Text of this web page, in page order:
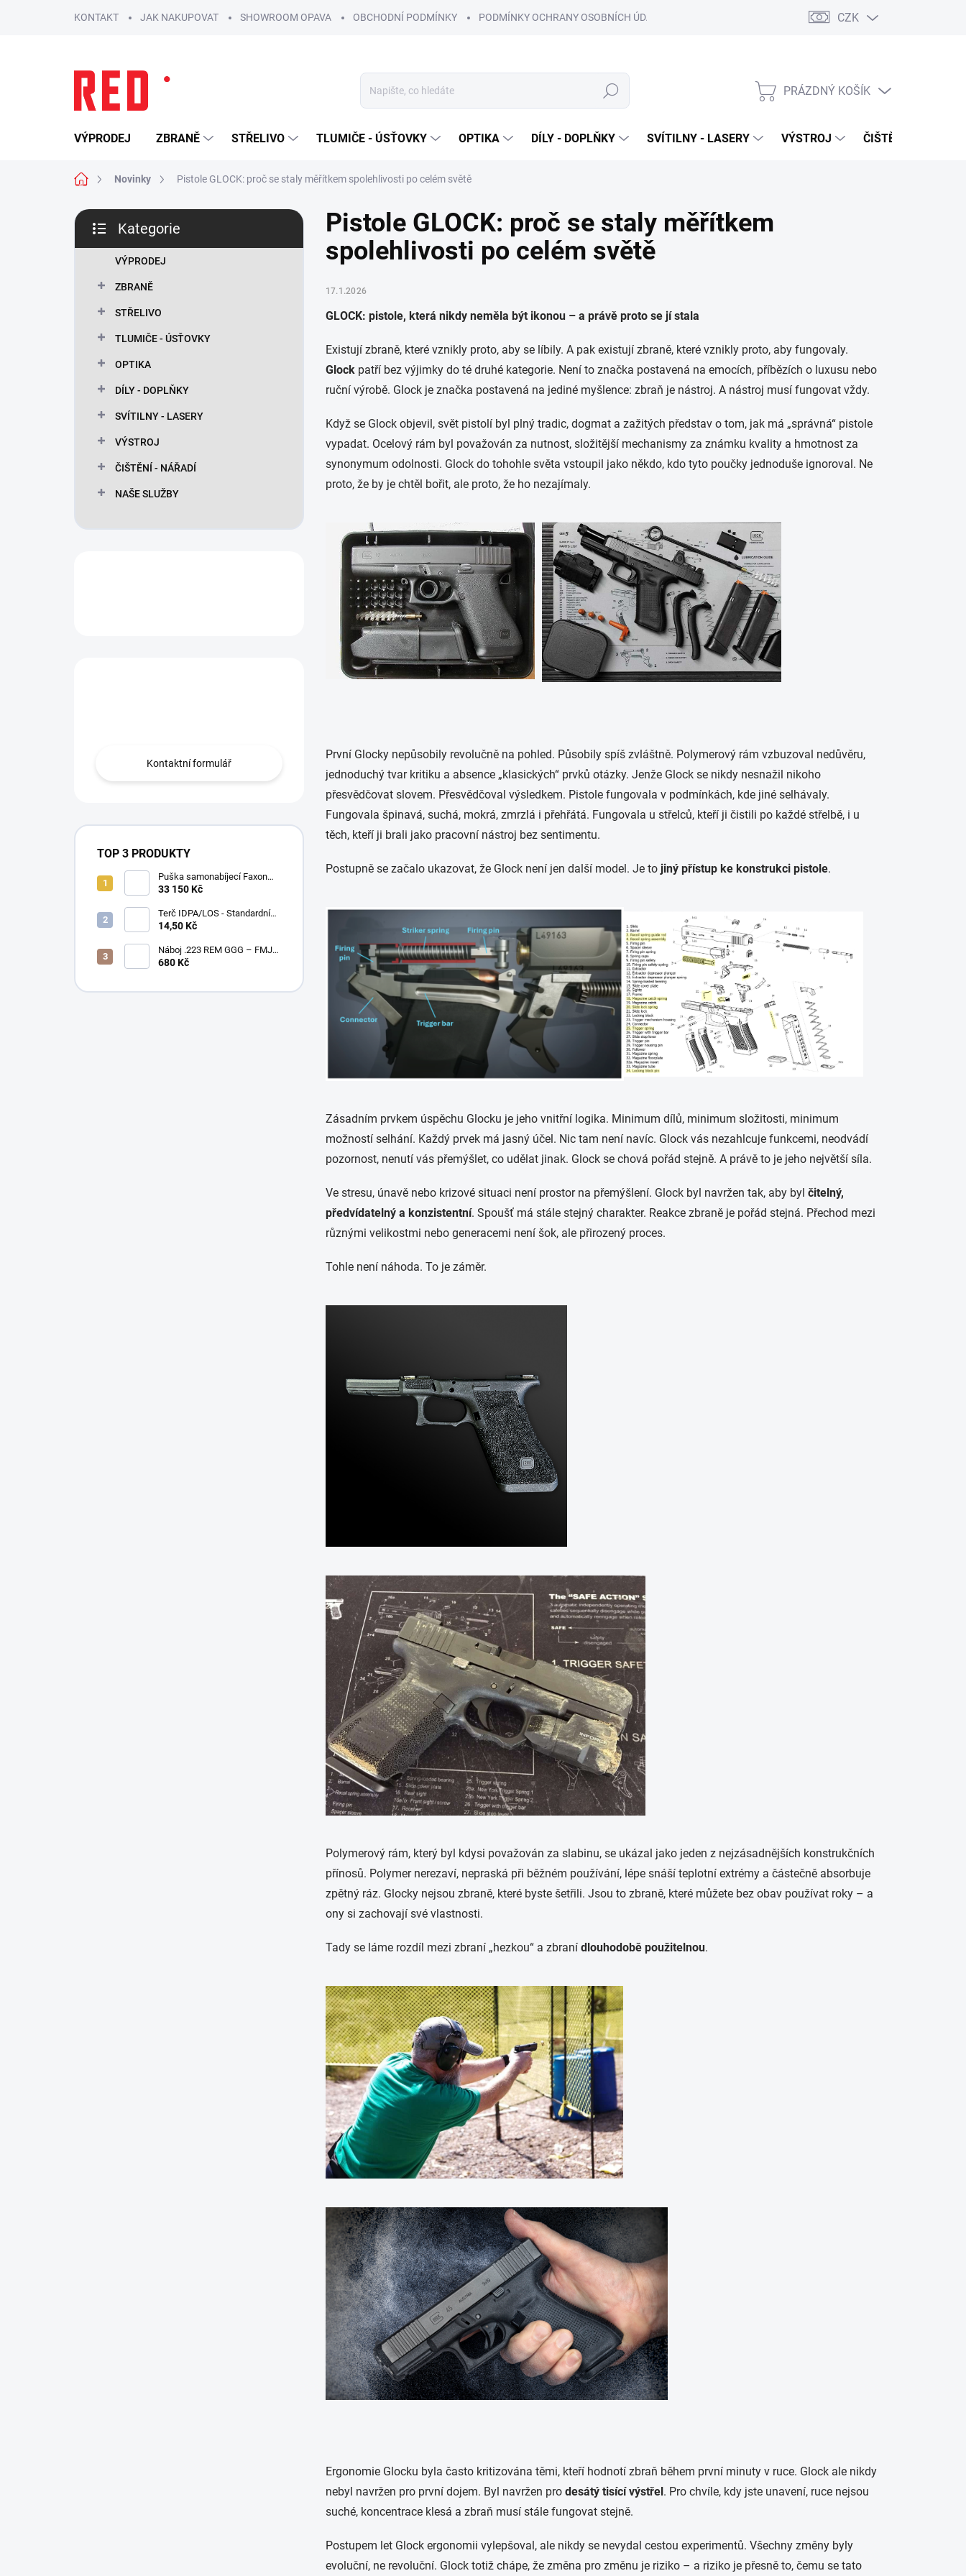
KONTAKT JAK NAKUPOVAT SHOWROOM OPAVA OBCHODNÍ PODMÍNKY PODMÍNKY OCHRANY OSOBNÍCH ÚDAJŮ CZK
Hledat
NÁKUPNÍ
PRÁZDNÝ KOŠÍK
VÝPRODEJ ZBRANĚ STŘELIVO TLUMIČE - ÚSŤOVKY OPTIKA DÍLY - DOPLŇKY SVÍTILNY - LASERY VÝSTROJ ČIŠTĚNÍ - NÁŘADÍ
Domů Novinky Pistole GLOCK: proč se staly měřítkem spolehlivosti po celém světě
P
s
kategorie
Kategorie
VÝPRODEJ
ZBRANĚ
STŘELIVO
TLUMIČE - ÚSŤOVKY
OPTIKA
DÍLY - DOPLŇKY
SVÍTILNY - LASERY
VÝSTROJ
ČIŠTĚNÍ - NÁŘADÍ
NAŠE SLUŽBY
Kontaktní formulář
TOP 3 PRODUKTY
Puška samonabíjecí Faxon
Ascent pro AR-15 .223 Rem
33 150 Kč
Terč IDPA/LOS - Standardní
velikost
14,50 Kč
Náboj .223 REM GGG – FMJ
55gr / PAPÍROVÉ BALENÍ
680 Kč
Pistole GLOCK: proč se staly měřítkem
spolehlivosti po celém světě
17.1.2026
GLOCK: pistole, která nikdy neměla být ikonou – a právě proto se jí stala
Existují zbraně, které vznikly proto, aby se líbily. A pak existují zbraně, které vznikly proto, aby fungovaly.
Glock patří bez výjimky do té druhé kategorie. Není to značka postavená na emocích, příbězích o luxusu nebo
ruční výrobě. Glock je značka postavená na jediné myšlence: zbraň je nástroj. A nástroj musí fungovat vždy.
Když se Glock objevil, svět pistolí byl plný tradic, dogmat a zažitých představ o tom, jak má „správná“ pistole
vypadat. Ocelový rám byl považován za nutnost, složitější mechanismy za známku kvality a hmotnost za
synonymum odolnosti. Glock do tohohle světa vstoupil jako někdo, kdo tyto poučky jednoduše ignoroval. Ne
proto, že by je chtěl bořit, ale proto, že ho nezajímaly.
První Glocky nepůsobily revolučně na pohled. Působily spíš zvláštně. Polymerový rám vzbuzoval nedůvěru,
jednoduchý tvar kritiku a absence „klasických“ prvků otázky. Jenže Glock se nikdy nesnažil nikoho
přesvědčovat slovem. Přesvědčoval výsledkem. Pistole fungovala v podmínkách, kde jiné selhávaly.
Fungovala špinavá, suchá, mokrá, zmrzlá i přehřátá. Fungovala u střelců, kteří ji čistili po každé střelbě, i u
těch, kteří ji brali jako pracovní nástroj bez sentimentu.
Postupně se začalo ukazovat, že Glock není jen další model. Je to jiný přístup ke konstrukci pistole.
Zásadním prvkem úspěchu Glocku je jeho vnitřní logika. Minimum dílů, minimum složitosti, minimum
možností selhání. Každý prvek má jasný účel. Nic tam není navíc. Glock vás nezahlcuje funkcemi, neodvádí
pozornost, nenutí vás přemýšlet, co udělat jinak. Glock se chová pořád stejně. A právě to je jeho největší síla.
Ve stresu, únavě nebo krizové situaci není prostor na přemýšlení. Glock byl navržen tak, aby byl čitelný,
předvídatelný a konzistentní. Spoušť má stále stejný charakter. Reakce zbraně je pořád stejná. Přechod mezi
různými velikostmi nebo generacemi není šok, ale přirozený proces.
Tohle není náhoda. To je záměr.
Polymerový rám, který byl kdysi považován za slabinu, se ukázal jako jeden z nejzásadnějších konstrukčních
přínosů. Polymer nerezaví, nepraská při běžném používání, lépe snáší teplotní extrémy a částečně absorbuje
zpětný ráz. Glocky nejsou zbraně, které byste šetřili. Jsou to zbraně, které můžete bez obav používat roky – a
ony si zachovají své vlastnosti.
Tady se láme rozdíl mezi zbraní „hezkou“ a zbraní dlouhodobě použitelnou.
Ergonomie Glocku byla často kritizována těmi, kteří hodnotí zbraň během první minuty v ruce. Glock ale nikdy
nebyl navržen pro první dojem. Byl navržen pro desátý tisící výstřel. Pro chvíle, kdy jste unavení, ruce nejsou
suché, koncentrace klesá a zbraň musí stále fungovat stejně.
Postupem let Glock ergonomii vylepšoval, ale nikdy se nevydal cestou experimentů. Všechny změny byly
evoluční, ne revoluční. Glock totiž chápe, že změna pro změnu je riziko – a riziko je přesně to, čemu se tato